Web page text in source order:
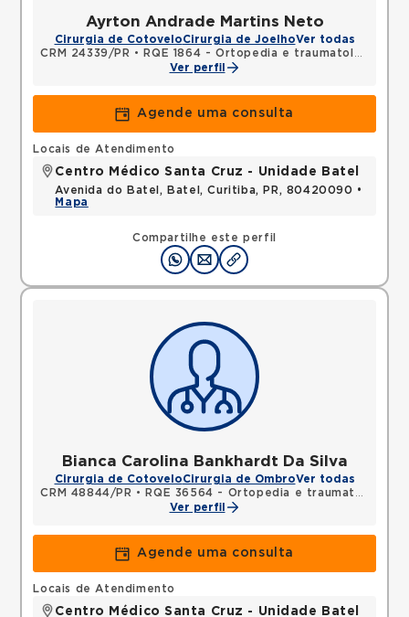
Ayrton Andrade Martins Neto
Cirurgia de CotoveloCirurgia de JoelhoVer todas
CRM 24339/PR •
RQE 1864 - Ortopedia e traumatologia
Ver perfil
Agende uma consulta
Compartilhe este perfil
Locais de Atendimento
Centro Médico Santa Cruz - Unidade Batel
Avenida do Batel, Batel, Curitiba, PR, 80420090 •
Mapa
Bianca Carolina Bankhardt Da Silva
Cirurgia de CotoveloCirurgia de OmbroVer todas
CRM 48844/PR •
RQE 36564 - Ortopedia e traumatologia
Ver perfil
Agende uma consulta
Locais de Atendimento
Centro Médico Santa Cruz - Unidade Batel